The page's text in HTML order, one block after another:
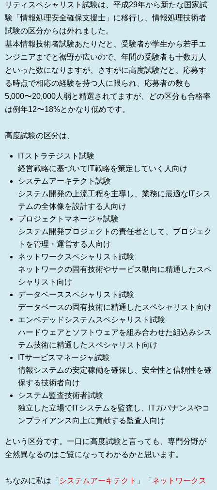
リティスペシャリスト試験は、平成29年から新たな国家試
験「情報処理安全確保支援士」に移行し、情報処理技術者
試験の区分からは外れました。
基本情報技術者試験あたりだと、受験者が学生から若手エ
ンジニアまでと裾野が広いので、年間の受験者も十数万人
といった数になりますが、さすがに高度試験だと、応募す
る時点で相応の経験を持つ人に限られ、応募者の数も
5,000〜20,000人弱と精選されてますが、どの区分も合格率
は例年12〜18%とかなり低めです。
高度試験の区分は、
ITストラテジスト試験
経営戦略に基づいてIT戦略を策定していく人向け
システムアーキテクト試験
システム開発の上流工程を主導し、業務に最適なITシス
テムの全体像を設計する人向け
プロジェクトマネージャ試験
システム開発プロジェクトの責任者として、プロジェク
トを管理・運営する人向け
ネットワークスペシャリスト試験
ネットワークの固有技術やサービス動向に精通したスペ
シャリスト向け
データベーススペシャリスト試験
データベースの固有技術に精通したスペシャリスト向け
エンベデッドシステムスペシャリスト試験
ハードウェアとソフトウェアを組み合わせた組込みシス
テム技術に精通したスペシャリスト向け
ITサービスマネージャ試験
情報システムの安定稼働を確保し、安全性と信頼性を確
保する技術者向け
システム監査技術者試験
独立した立場でITシステムを監査し、ITガバナンスやコ
ンプライアンス向上に貢献する監査人向け
という区分です。一口に高度試験と言っても、専門分野が
全然異なるのはご覧になってわかるかと思います。
ちなみに私は「 システムアーキテクト 」「 ネットワークス